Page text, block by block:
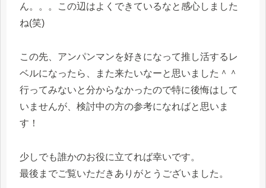
ん。。。この辺はよくできているなと感心しました
ね(笑)
この先、アンパンマンを好きになって推し活するレ
ベルになったら、また来たいなーと思いました＾＾
行ってみないと分からなかったので特に後悔はして
いませんが、検討中の方の参考になればと思いま
す！
少しでも誰かのお役に立てれば幸いです。
最後までご覧いただきありがとうございました。